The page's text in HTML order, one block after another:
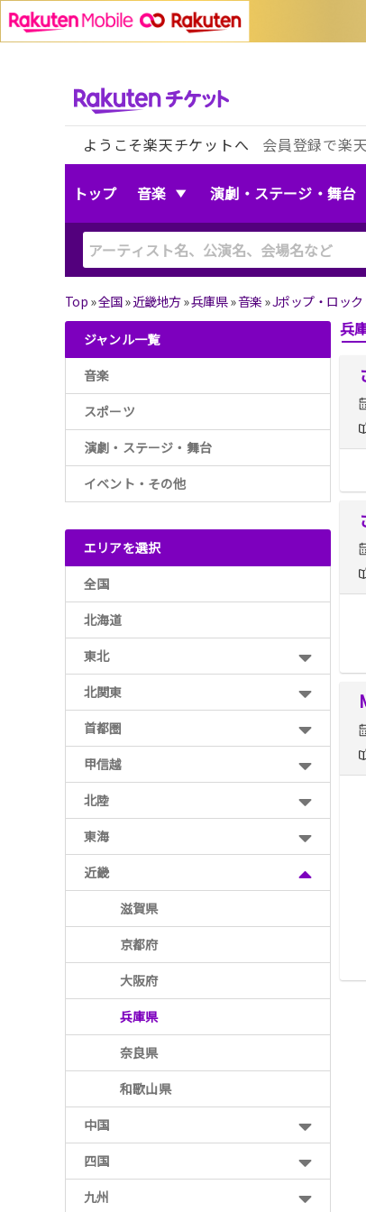
ようこそ楽天チケットへ 会員登録で楽
トップ 音楽 演劇・ステージ・舞台
Top »全国»近畿地方»兵庫県»音楽 »Jポップ・ロック
ジャンル一覧
音楽
スポーツ
演劇・ステージ・舞台
イベント・その他
エリアを選択
全国
北海道
東北
北関東
首都圏
甲信越
北陸
東海
近畿
滋賀県
京都府
大阪府
兵庫県
奈良県
和歌山県
中国
四国
九州
兵